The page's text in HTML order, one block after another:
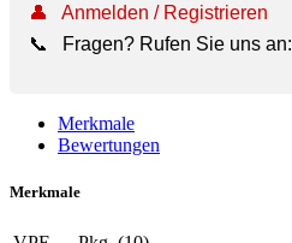
👤
Anmelden / Registrieren
📞
Fragen? Rufen Sie uns an:
Merkmale
Bewertungen
Merkmale